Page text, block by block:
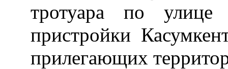
тротуара по
пристройки
прилегающих